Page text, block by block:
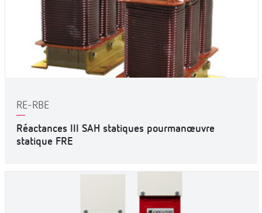
RE-RBE
Réactances III SAH statiques pourmanœuvre
statique FRE